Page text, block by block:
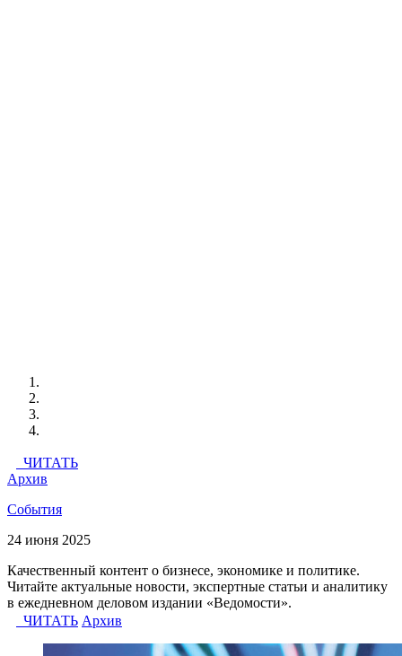
ЧИТАТЬ
Архив
События
24 июня 2025
Качественный контент о бизнесе, экономике и политике.
Читайте актуальные новости, экспертные статьи и аналитику
в ежедневном деловом издании «Ведомости».
ЧИТАТЬ Архив